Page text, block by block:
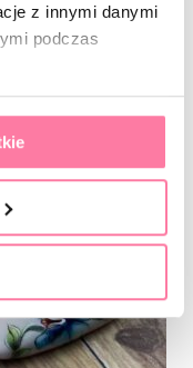
z innymi danymi
podczas